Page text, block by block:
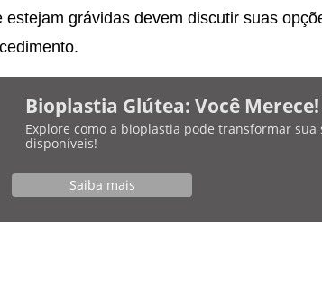
estejam grávidas devem discutir suas
Bioplastia Glútea: Você Merece!
Explore como a bioplastia pode transformar
disponíveis!
Saiba mais